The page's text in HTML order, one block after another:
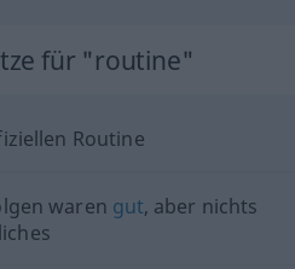
für "routine"
Routine
waren gut, aber nichts